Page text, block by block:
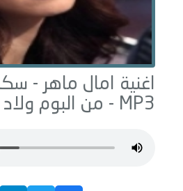
اغنية امال ماهر -
MP3 - من البوم
ولاد